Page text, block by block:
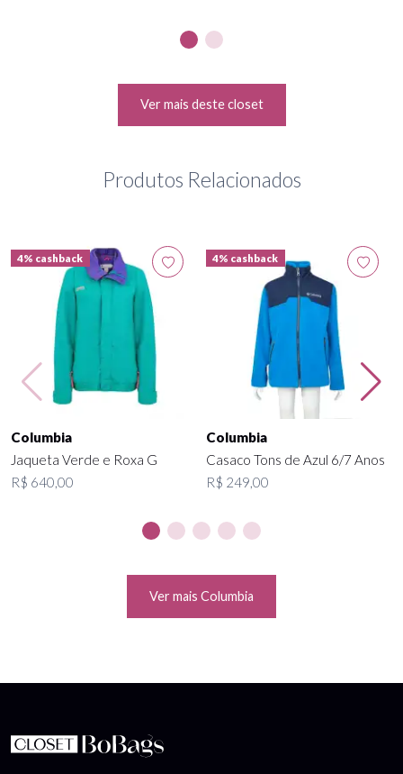
Ver mais deste closet
Produtos Relacionados
4% cashback
Columbia
Jaqueta Verde e Roxa G
R$ 640,00
4% cashback
Columbia
Casaco Tons de Azul 6/7 Anos
R$ 249,00
Ver mais Columbia